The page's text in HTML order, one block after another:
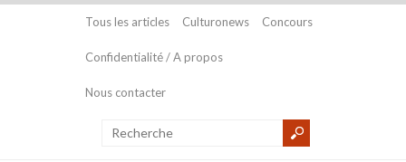
Tous les articles Culturonews Concours
Confidentialité / A propos
Nous contacter